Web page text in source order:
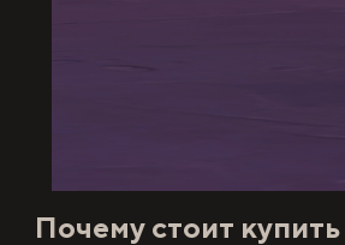
Почему стоит